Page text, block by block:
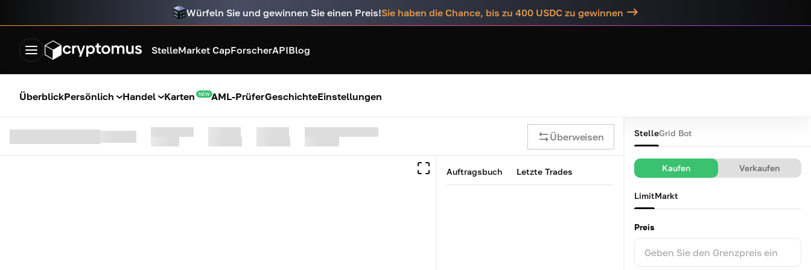
Würfeln Sie und gewinnen Sie einen Preis!Sie haben die Chance, bis zu 400 USDC zu gewinnen
StelleMarket CapForscherAPIBlog
ÜberblickPersönlich Handel Karten NEW AML-PrüferGeschichteEinstellungen
Überweisen
Auftragsbuch Letzte Trades
StelleGrid Bot
Kaufen Verkaufen
LimitMarkt
Preis
Geben Sie den Grenzpreis ein